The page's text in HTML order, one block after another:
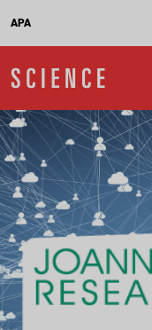
APA